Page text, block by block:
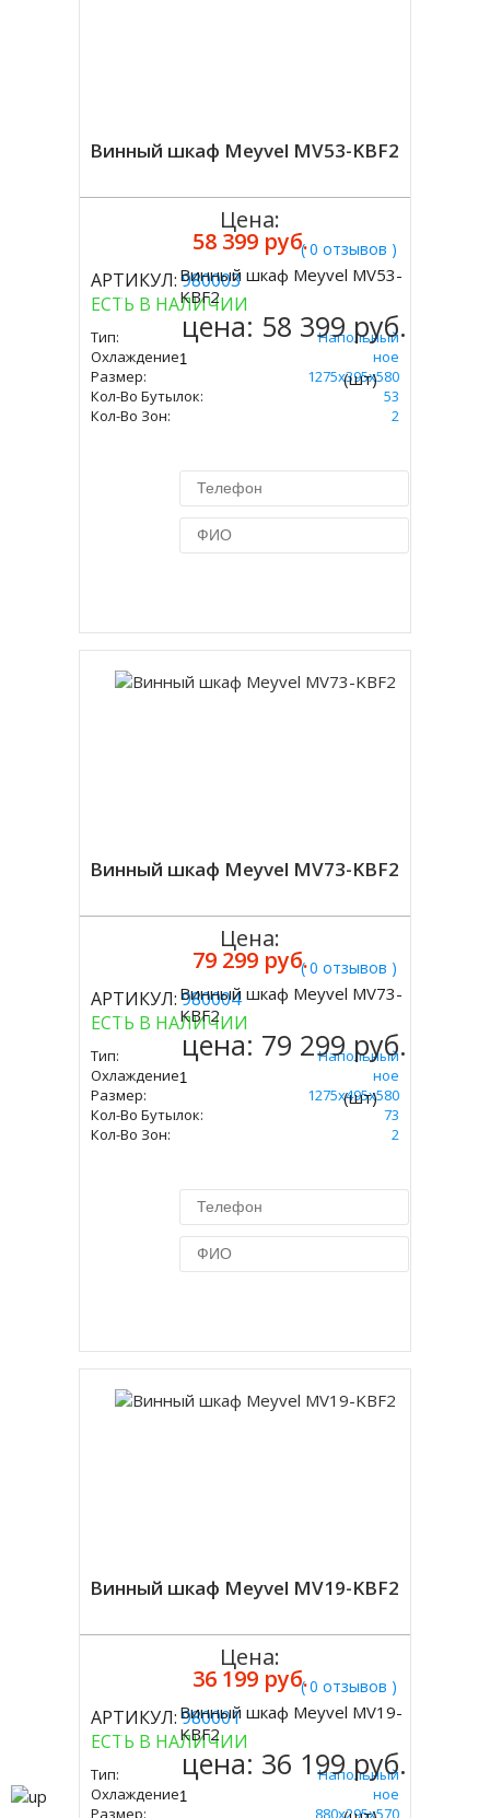
Винный шкаф Meyvel MV53-KBF2
( 0 отзывов )
АРТИКУЛ:980003
ЕСТЬ В НАЛИЧИИ
Тип:
Напольный
Охлаждение:
Компрессорное
Размер:
1275х395х580
Кол-Во Бутылок:
53
Кол-Во Зон:
2
Цена:
58 399 руб.
Купить
Винный шкаф Meyvel MV53-
KBF2
цена: 58 399 руб.
(шт)
Винный шкаф Meyvel MV73-KBF2
( 0 отзывов )
АРТИКУЛ:980004
ЕСТЬ В НАЛИЧИИ
Тип:
Напольный
Охлаждение:
Компрессорное
Размер:
1275х495х580
Кол-Во Бутылок:
73
Кол-Во Зон:
2
Цена:
79 299 руб.
Купить
Винный шкаф Meyvel MV73-
KBF2
цена: 79 299 руб.
(шт)
Винный шкаф Meyvel MV19-KBF2
( 0 отзывов )
АРТИКУЛ:980001
ЕСТЬ В НАЛИЧИИ
Тип:
Напольный
Охлаждение:
Компрессорное
Размер:
880х295х570
Цена:
36 199 руб.
Купить
Винный шкаф Meyvel MV19-
KBF2
цена: 36 199 руб.